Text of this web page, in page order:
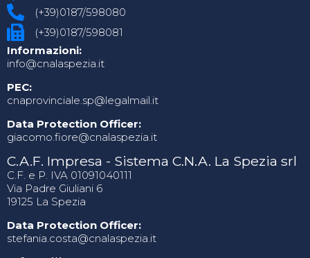
(+39)0187/598080
(+39)0187/598081
Informazioni:
info@cnalaspezia.it
PEC:
cnaprovinciale.sp@legalmail.it
Data Protection Officer:
giacomo.fiore@cnalaspezia.it
C.A.F. Impresa - Sistema C.N.A. La Spezia srl
C.F. e P. IVA 01091040111
Via Padre Giuliani 6
19125 La Spezia
Data Protection Officer:
stefania.costa@cnalaspezia.it